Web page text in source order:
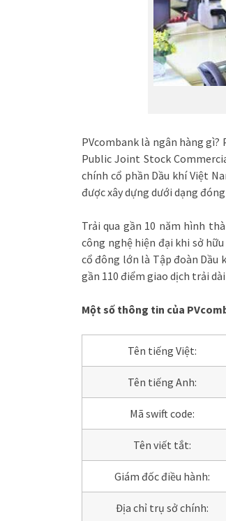
PVcombank là ngân hàng gì?
Public Joint Stock
chính cổ phần Dầu khí Việt
được xây dựng dưới dạng
Trải qua gần 10 năm hình
công nghệ hiện đại khi sở
cổ đông lớn là Tập đoàn Dầu
gần 110 điểm giao dịch trải
Một số thông tin của
Tên tiếng Việt:
Tên tiếng Anh:
Mã swift code:
Tên viết tắt:
Giám đốc điều hành:
Địa chỉ trụ sở chính: